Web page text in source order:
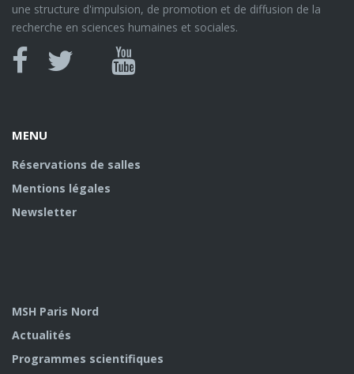
une structure d'impulsion, de promotion et de diffusion de la
recherche en sciences humaines et sociales.
Canal
MENU
Réservations de salles
Mentions légales
Newsletter
MSH Paris Nord
Actualités
Programmes scientifiques